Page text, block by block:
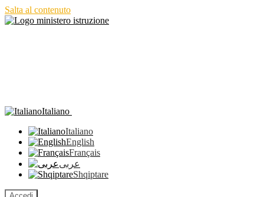
Salta al contenuto
Italiano
Italiano
English
Français
عربى
Shqiptare